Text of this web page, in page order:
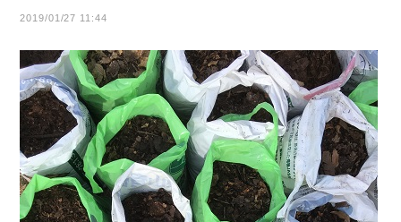
2019/01/27 11:44